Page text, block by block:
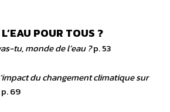
POUR TOUS ?
tu, monde de l’eau ?p. 53
du changement climatique sur
p. 69